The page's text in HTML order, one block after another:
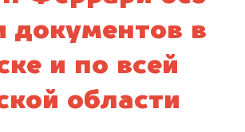
документов в
и по всей
области